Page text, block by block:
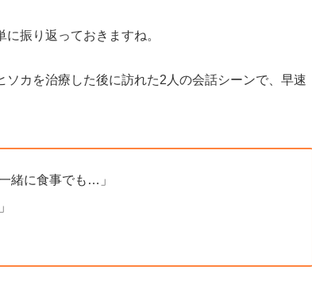
振り返っておきますね。
ソカを治療した後に訪れた2人の会話シーンで、早速
緒に食事でも…」